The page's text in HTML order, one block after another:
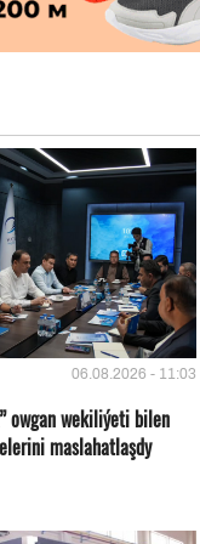
06.08.2026 - 11:03
owgan wekiliýeti bilen
maslahatlaşdy